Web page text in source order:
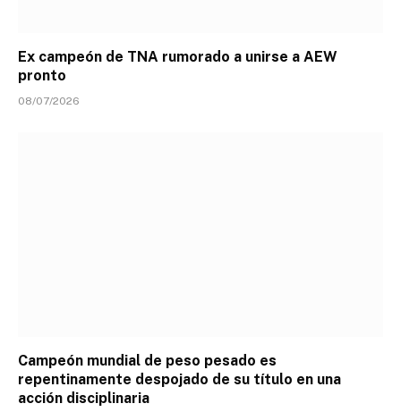
Ex campeón de TNA rumorado a unirse a AEW
pronto
08/07/2026
Campeón mundial de peso pesado es
repentinamente despojado de su título en una
acción disciplinaria